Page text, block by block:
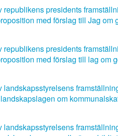
presidents
med förslag till Jag om
presidents
med förslag till lag om
om